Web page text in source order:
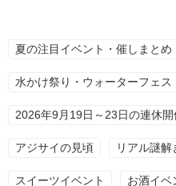
夏の注目イベント・催しまとめ
水かけ祭り・ウォーターフェス
2026年9月19日～23日の連休開
アジサイの見頃 リアル謎解
スイーツイベント お酒イベ